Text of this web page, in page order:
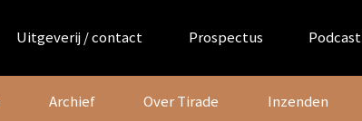
Uitgeverij / contact Prospectus Podcast
Archief Over Tirade Inzenden